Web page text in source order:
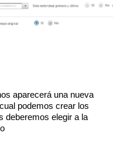
aparecerá una nueva
podemos crear los
deberemos elegir a la